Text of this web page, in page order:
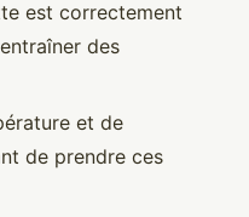
est correctement
des
et de
de prendre ces